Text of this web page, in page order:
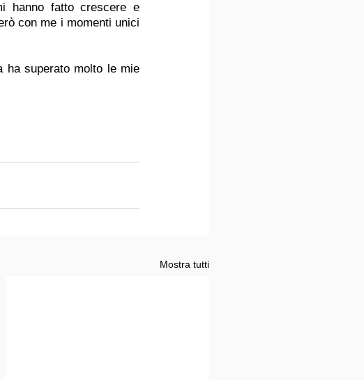
hanno fatto crescere e
con me i momenti unici
ha superato molto le mie
Mostra tutti